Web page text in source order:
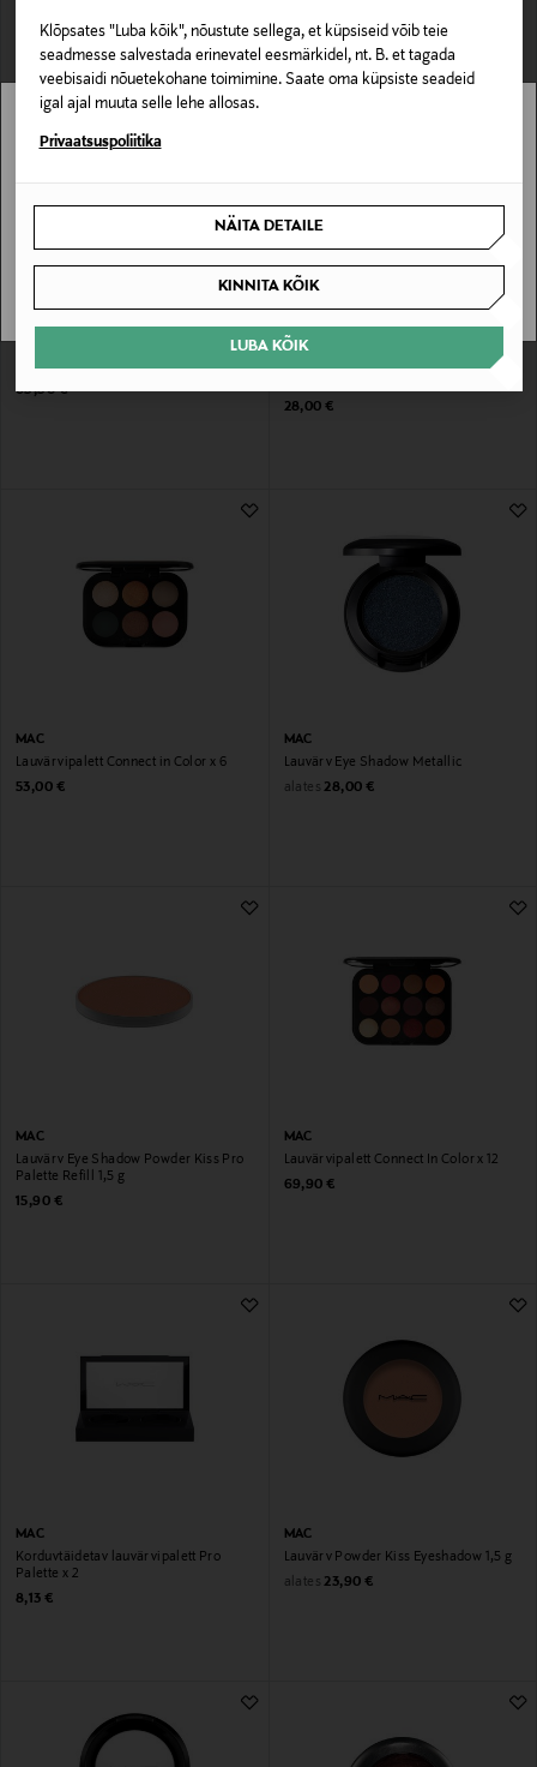
Klõpsates "Luba kõik", nõustute sellega, et küpsiseid võib teie
seadmesse salvestada erinevatel eesmärkidel, nt. B. et tagada
veebisaidi nõuetekohane toimimine. Saate oma küpsiste seadeid
igal ajal muuta selle lehe allosas.
Privaatsuspoliitika
NÄITA DETAILE
KINNITA KÕIK
LUBA KÕIK
Original Price
69,90 €
MAC
Original Price
28,00 €
MAC
Lauvärvipalett Connect in Color x 6
Original Price
53,00 €
MAC
Lauvärv Eye Shadow Metallic
alates Original Price
28,00 €
MAC
Lauvärv Eye Shadow Powder Kiss Pro
Palette Refill 1,5 g
Original Price
15,90 €
MAC
Lauvärvipalett Connect In Color x 12
Original Price
69,90 €
MAC
Korduvtäidetav lauvärvipalett Pro
Palette x 2
Original Price
8,13 €
MAC
Lauvärv Powder Kiss Eyeshadow 1,5 g
alates Original Price
23,90 €
Stockmann pole Sinu riigis saadaval.
SAAN ARU